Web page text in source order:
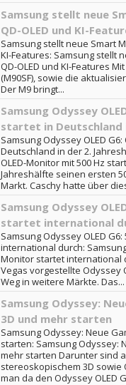
Samsung stellt neue
QD-OLED und KI-
Samsung stellt neue Smart
KI-Features: Samsung stellt
QD-OLED und KI-Features
(M90SF), sowie die
Der M9 bringt...
Samsung Odyssey
startet in Deutschland
Samsung Odyssey OLED
Deutschland in der 2.
OLED-Monitor mit 500 Hz
Jahreshälfte seinen ersten
Markt. Caschy hatte über
Samsung Odyssey
startet international
Samsung Odyssey OLED
international durch:
Monitor startet international
Vegas vorgestellte Odyssey
Weg in weitere Märkte. Das...
Samsung Odyssey:
3D und mehr starten
Samsung Odyssey: Neue
starten: Samsung Odyssey:
mehr starten Darunter sind
stereoskopischem 3D sowie
man da den Odyssey OLED